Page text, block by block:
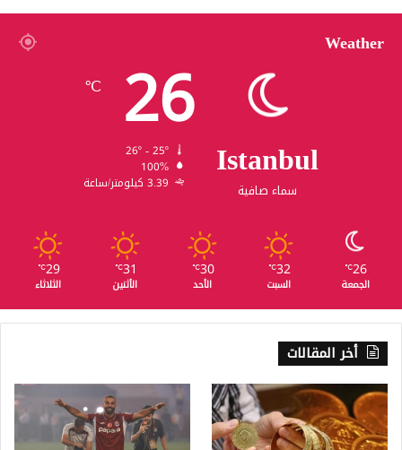
Weather
Istanbul
سماء صافية
26
℃
100%
3.39 كيلومتر/ساعة
26
℃
الجمعة
32
℃
السبت
30
℃
الأحد
31
℃
الأثنين
29
℃
الثلاثاء
أخر المقالات